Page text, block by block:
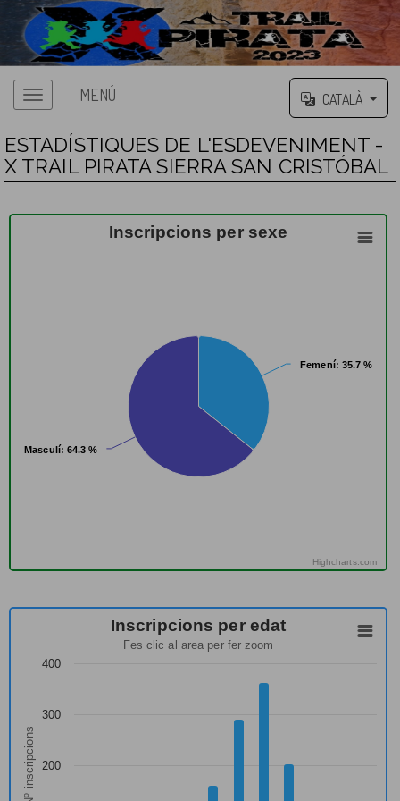
MENÚ CATALÀ
ESTADÍSTIQUES DE L'ESDEVENIMENT -
X TRAIL PIRATA SIERRA SAN CRISTÓBAL
Inscripcions per sexe
Femení: 35.7 %
Femení: 35.7 %
Masculí: 64.3 %
Masculí: 64.3 %
Highcharts.com
Nº inscripcions
Inscripcions per edat
Fes clic al area per fer zoom
200
300
400